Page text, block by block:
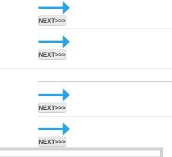
NEXT>>>
NEXT>>>
NEXT>>>
NEXT>>>